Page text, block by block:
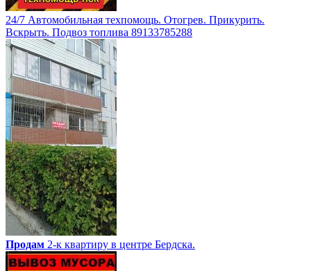
24/7 Автомобильная техпомощь. Отогрев. Прикурить.
Вскрыть. Подвоз топлива 89133785288
Продам 2-к квартиру в центре Бердска.